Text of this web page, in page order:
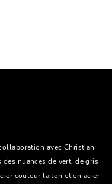
avec Christian
nuances de vert, de gris
couleur laiton et en acier